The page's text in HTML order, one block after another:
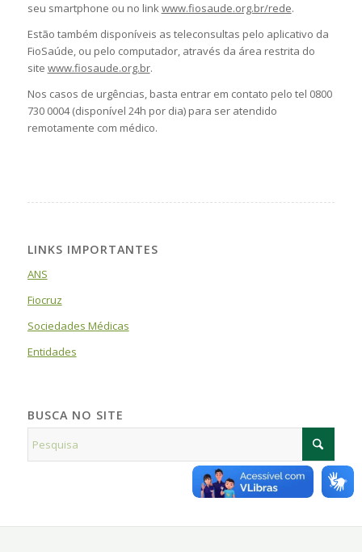
seu smartphone ou no linkwww.fiosaude.org.br/rede.
Estão também disponíveis as teleconsultas pelo aplicativo da
FioSaúde, ou pelo computador, através da área restrita do
site www.fiosaude.org.br.
Nos casos de urgências, basta entrar em contato pelo tel 0800
730 0004 (disponível 24h por dia) para ser atendido
remotamente com médico.
LINKS IMPORTANTES
ANS
Fiocruz
Sociedades Médicas
Entidades
BUSCA NO SITE